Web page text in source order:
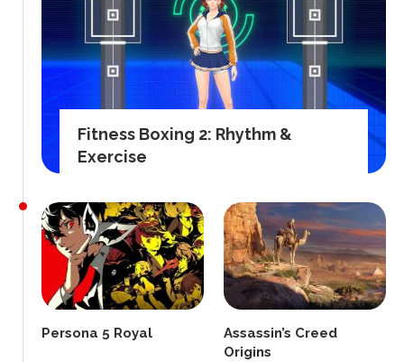
Fitness Boxing 2: Rhythm &
Exercise
Persona 5 Royal
Assassin’s Creed
Origins